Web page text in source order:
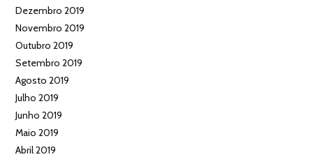
Dezembro 2019
Novembro 2019
Outubro 2019
Setembro 2019
Agosto 2019
Julho 2019
Junho 2019
Maio 2019
Abril 2019